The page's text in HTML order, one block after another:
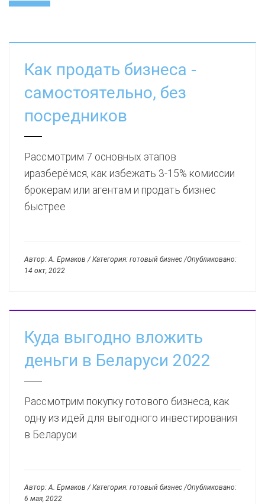
Как продать бизнеса -
самостоятельно, без
посредников
Рассмотрим 7 основных этапов
иразберёмся, как избежать 3-15% комиссии
брокерам или агентам и продать бизнес
быстрее
Автор: А. Ермаков / Категория: готовый бизнес /Опубликовано:
14 окт, 2022
Куда выгодно вложить
деньги в Беларуси 2022
Рассмотрим покупку готового бизнеса, как
одну из идей для выгодного инвестирования
в Беларуси
Автор: А. Ермаков / Категория: готовый бизнес /Опубликовано:
6 мая, 2022